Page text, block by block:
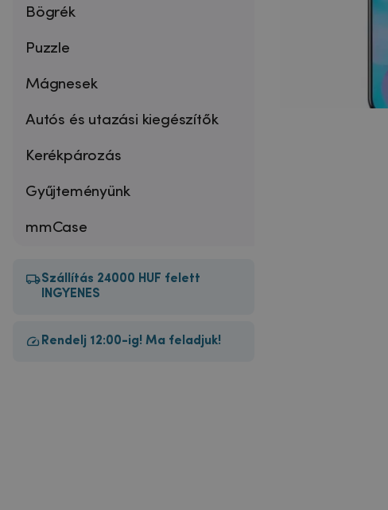
Bögrék
Puzzle
Mágnesek
Autós és utazási kiegészítők
Kerékpározás
Gyűjteményünk
mmCase
Szállítás 24000 HUF felett
INGYENES
Rendelj 12:00-ig! Ma feladjuk!